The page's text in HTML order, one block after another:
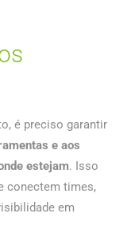
é preciso garantir
e aos
estejam. Isso
conectem times,
em